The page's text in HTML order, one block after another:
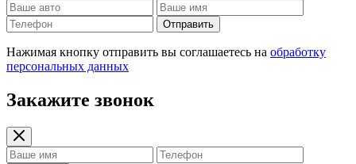
Отправить
Нажимая кнопку отправить вы соглашаетесь на обработку
персональных данных
Закажите звонок